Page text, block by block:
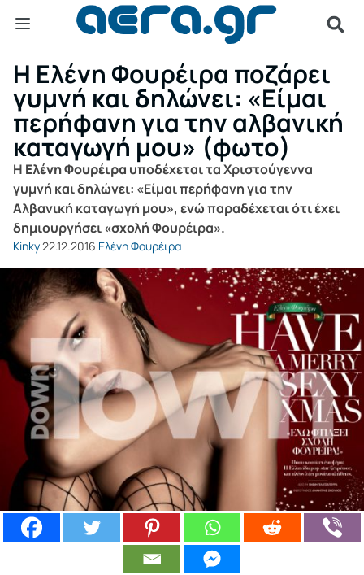
Η Ελένη Φουρέιρα ποζάρει
γυμνή και δηλώνει: «Είμαι
περήφανη για την αλβανική
καταγωγή μου» (φωτο)
Η Ελένη Φουρέιρα υποδέχεται τα Χριστούγεννα
γυμνή και δηλώνει: «Είμαι περήφανη για την
Αλβανική καταγωγή μου», ενώ παραδέχεται ότι έχει
δημιουργήσει «σχολή Φουρέιρα».
Kinky22.12.2016 Ελένη Φουρέιρα